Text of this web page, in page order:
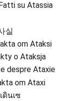
su Atassia
실
om Ataksi
o Ataksja
despre Ataxie
om Ataxi
นเซ